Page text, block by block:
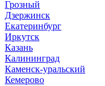
Грозный
Дзержинск
Екатеринбург
Иркутск
Казань
Калининград
Каменск-уральский
Кемерово